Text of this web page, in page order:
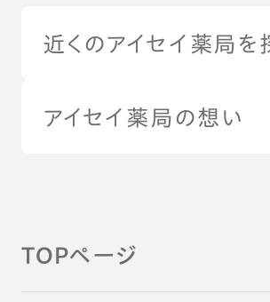
近くのアイセイ薬局を
アイセイ薬局の想い
TOPページ